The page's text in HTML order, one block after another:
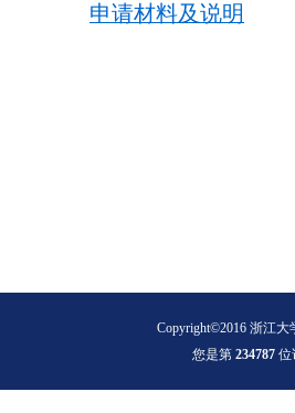
申请材料及说明
Copyright©2016 浙江大
您是第234787 位